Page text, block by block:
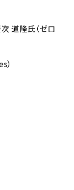
道隆氏（ゼロ
）